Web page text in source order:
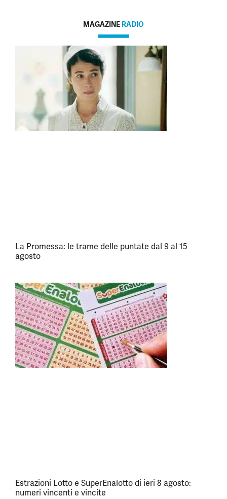
MAGAZINE RADIO
La Promessa: le trame delle puntate dal 9 al 15
agosto
Estrazioni Lotto e SuperEnalotto di ieri 8 agosto:
numeri vincenti e vincite